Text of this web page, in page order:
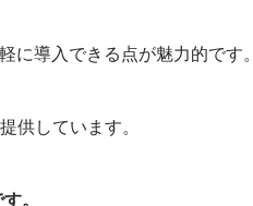
に導入できる点が魅力的です。
供しています。
。